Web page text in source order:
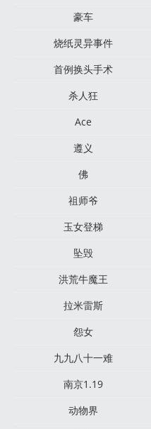
豪车
烧纸灵异事件
首例换头手术
杀人狂
Ace
遵义
佛
祖师爷
玉女登梯
坠毁
洪荒牛魔王
拉米雷斯
怨女
九九八十一难
南京​1.19
动物界